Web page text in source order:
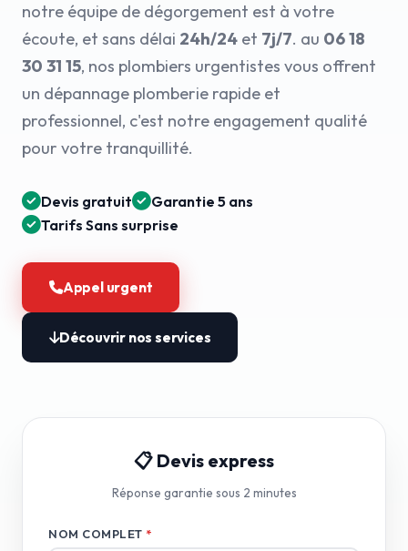
notre équipe de dégorgement est à votre
écoute, et sans délai 24h/24 et 7j/7. au 06 18
30 31 15, nos plombiers urgentistes vous offrent
un dépannage plomberie rapide et
professionnel, c'est notre engagement qualité
pour votre tranquillité.
Devis gratuit
Garantie 5 ans
Tarifs Sans surprise
Appel urgent
Découvrir nos services
📋 Devis express
Réponse garantie sous 2 minutes
NOM COMPLET *